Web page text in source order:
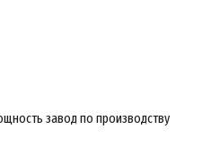
завод по производству